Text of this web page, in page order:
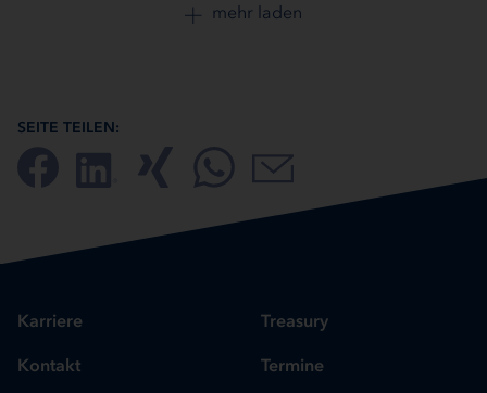
mehr laden
SEITE TEILEN:
Karriere
Kontakt
Treasury
Termine